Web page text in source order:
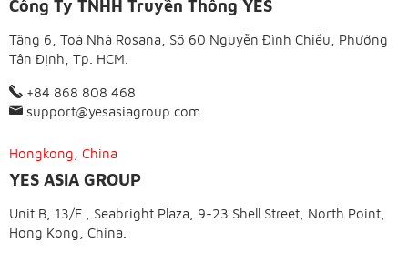
Công Ty TNHH Truyền Thông YES
Tầng 6, Toà Nhà Rosana, Số 60 Nguyễn Đình Chiểu, Phường
Tân Định, Tp. HCM.
+84 868 808 468
support@yesasiagroup.com
Hongkong, China
YES ASIA GROUP
Unit B, 13/F., Seabright Plaza, 9-23 Shell Street, North Point,
Hong Kong, China.